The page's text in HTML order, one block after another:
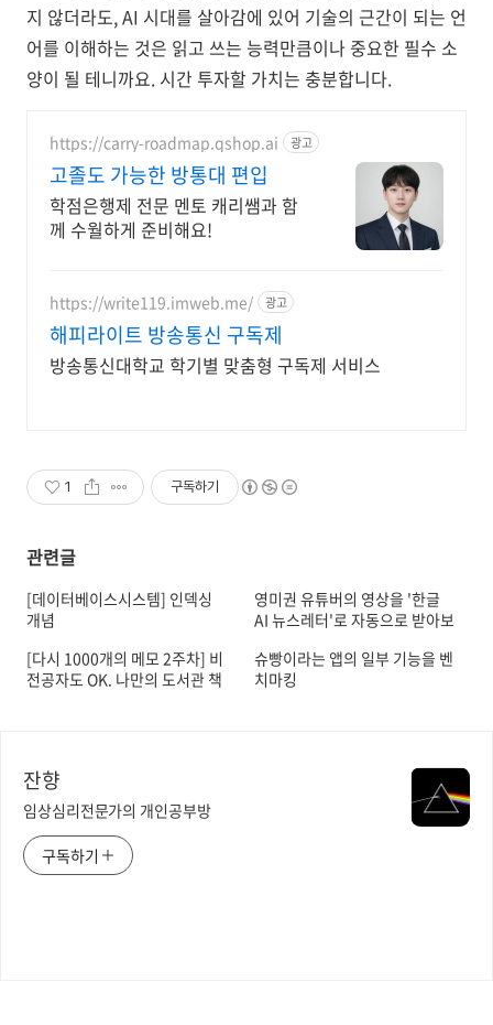
지 않더라도, AI 시대를 살아감에 있어 기술의 근간이 되는 언
어를 이해하는 것은 읽고 쓰는 능력만큼이나 중요한 필수 소
양이 될 테니까요. 시간 투자할 가치는 충분합니다.
https://carry-roadmap.qshop.ai 광고
고졸도 가능한 방통대 편입
학점은행제 전문 멘토 캐리쌤과 함
께 수월하게 준비해요!
https://write119.imweb.me/ 광고
해피라이트 방송통신 구독제
방송통신대학교 학기별 맞춤형 구독제 서비스
1 구독하기
관련글
[데이터베이스시스템] 인덱싱
개념
영미권 유튜버의 영상을 '한글
AI 뉴스레터'로 자동으로 받아보
[다시 1000개의 메모 2주차] 비
전공자도 OK. 나만의 도서관 책
슈빵이라는 앱의 일부 기능을 벤
치마킹
잔향
임상심리전문가의 개인공부방
구독하기